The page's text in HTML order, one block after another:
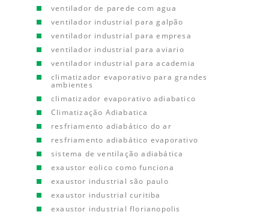
ventilador de parede com agua
ventilador industrial para galpão
ventilador industrial para empresa
ventilador industrial para aviario
ventilador industrial para academia
climatizador evaporativo para grandes
ambientes
climatizador evaporativo adiabatico
Climatização Adiabatica
resfriamento adiabático do ar
resfriamento adiabático evaporativo
sistema de ventilação adiabática
exaustor eolico como funciona
exaustor industrial são paulo
exaustor industrial curitiba
exaustor industrial florianopolis